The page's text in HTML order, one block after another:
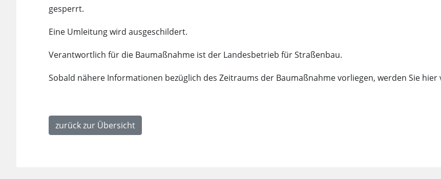
gesperrt.
Eine Umleitung wird ausgeschildert.
Verantwortlich für die Baumaßnahme ist der Landesbetrieb für Straßenbau.
Sobald nähere Informationen bezüglich des Zeitraums der Baumaßnahme vorliegen, werden Sie
zurück zur Übersicht